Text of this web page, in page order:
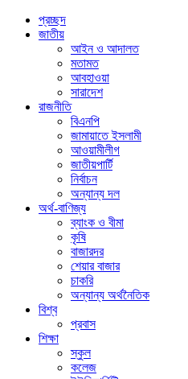
প্রচ্ছদ
জাতীয়
আইন ও আদালত
মতামত
আবহাওয়া
সারাদেশ
রাজনীতি
বিএনপি
জামায়াতে ইসলামী
আওয়ামীলীগ
জাতীয়পার্টি
নির্বাচন
অন্যান্য দল
অর্থ-বাণিজ্য
ব্যাংক ও বীমা
কৃষি
বাজারদর
শেয়ার বাজার
চাকরি
অন্যান্য অর্থনৈতিক
বিশ্ব
প্রবাস
শিক্ষা
স্কুল
কলেজ